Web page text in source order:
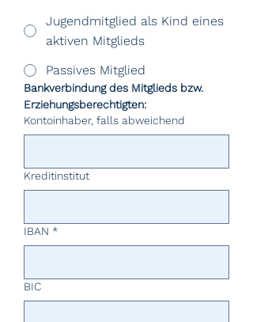
Jugendmitglied als Kind eines
aktiven Mitglieds
Passives Mitglied
Bankverbindung des Mitglieds bzw.
Erziehungsberechtigten:
Kontoinhaber, falls abweichend
Kreditinstitut
IBAN *
BIC